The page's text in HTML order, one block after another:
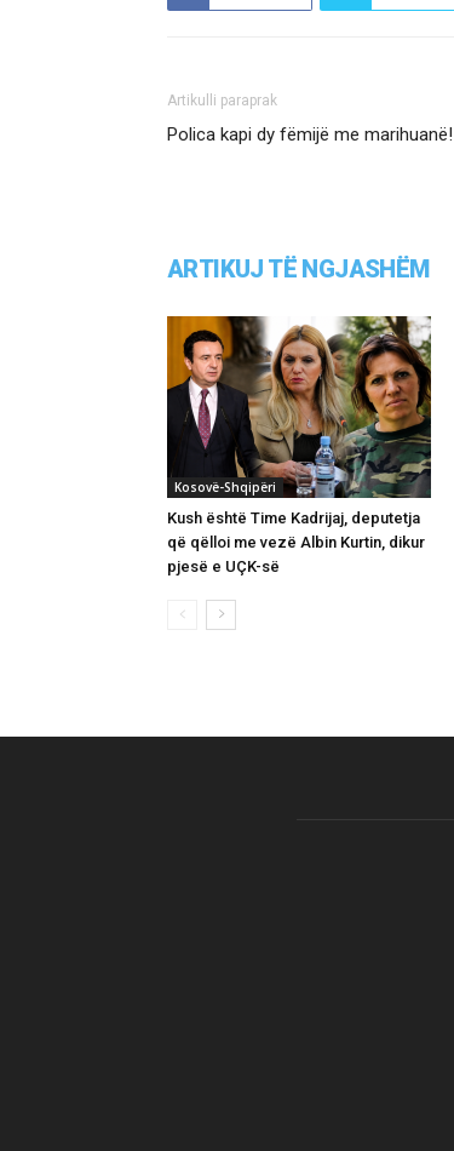
Artikulli paraprak
Polica kapi dy fëmijë me marihuanë!
ARTIKUJ TË NGJASHËM
Kosovë-Shqipëri
Kush është Time Kadrijaj, deputetja
që qëlloi me vezë Albin Kurtin, dikur
pjesë e UÇK-së